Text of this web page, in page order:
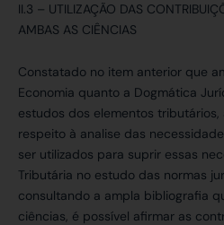
II.3 – UTILIZAÇÃO DAS
AMBAS AS CIÊNCIAS
Constatado no item anterior que
Economia quanto a Dogmática
estudos dos elementos
respeito à analise das
ser utilizados para suprir essas
Tributária no estudo das normas
consultando a ampla bibliografia
ciências, é possível afirmar as